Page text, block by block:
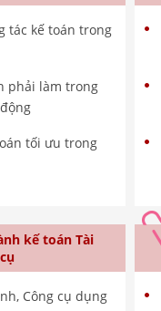
tác kế toán trong
phải làm trong
tối ưu trong
kế toán Tài
Công cụ dụng